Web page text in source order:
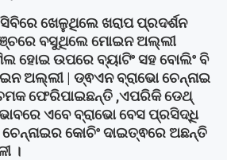
ଖେଳୁଥିଲେ ଖରାପ ପ୍ରଦର୍ଶନ
ବସୁଥିଲେ ମୋଇନ ଅଲ୍ଲୀ
ହୋଇ ଉପରେ ବ୍ୟାଟିଂ ସହ ବୋଲିଂ ବି
ଅଲ୍ଲୀ | ଡ୍ଵଏନ ବ୍ରାଭୋ ଚେନ୍ନାଇ
ଫେରିପାଇଛନ୍ତି ,ଏପରିକି ଡେଥ୍
ଏବେ ବ୍ରାଭୋ ବେସ ପ୍ରସିଦ୍ଧି
କୋଚିଂ ଦାଇତ୍ଵରେ ଅଛନ୍ତି
।